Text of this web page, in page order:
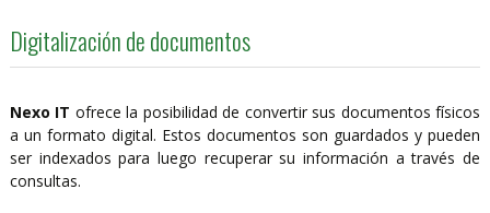
Digitalización de documentos
Nexo IT ofrece la posibilidad de convertir sus documentos físicos
a un formato digital. Estos documentos son guardados y pueden
ser indexados para luego recuperar su información a través de
consultas.